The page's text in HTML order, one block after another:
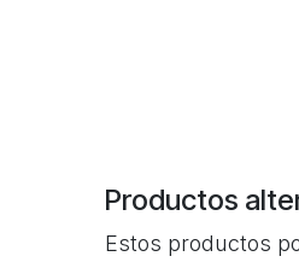
Productos
Estos productos